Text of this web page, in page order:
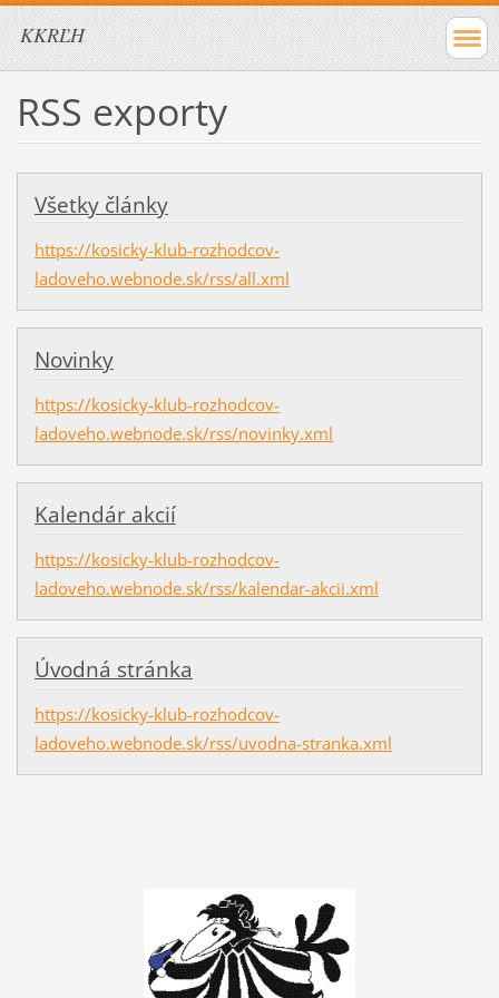
KKRĽH
RSS exporty
Všetky články
https://kosicky-klub-rozhodcov-
ladoveho.webnode.sk/rss/all.xml
Novinky
https://kosicky-klub-rozhodcov-
ladoveho.webnode.sk/rss/novinky.xml
Kalendár akcií
https://kosicky-klub-rozhodcov-
ladoveho.webnode.sk/rss/kalendar-akcii.xml
Úvodná stránka
https://kosicky-klub-rozhodcov-
ladoveho.webnode.sk/rss/uvodna-stranka.xml